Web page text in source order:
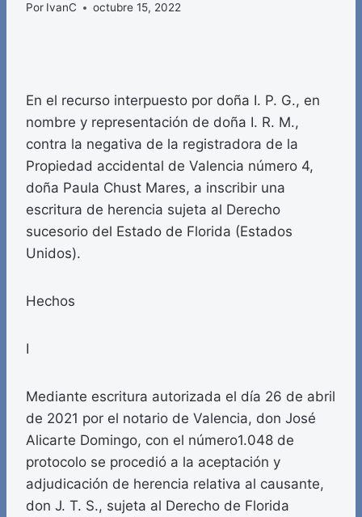
Por IvanC octubre 15, 2022
En el recurso interpuesto por doña I. P. G., en
nombre y representación de doña I. R. M.,
contra la negativa de la registradora de la
Propiedad accidental de Valencia número 4,
doña Paula Chust Mares, a inscribir una
escritura de herencia sujeta al Derecho
sucesorio del Estado de Florida (Estados
Unidos).
Hechos
I
Mediante escritura autorizada el día 26 de abril
de 2021 por el notario de Valencia, don José
Alicarte Domingo, con el número1.048 de
protocolo se procedió a la aceptación y
adjudicación de herencia relativa al causante,
don J. T. S., sujeta al Derecho de Florida